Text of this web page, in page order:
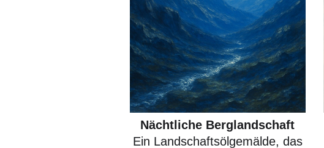
Nächtliche Berglandschaft
Ein Landschaftsölgemälde, das